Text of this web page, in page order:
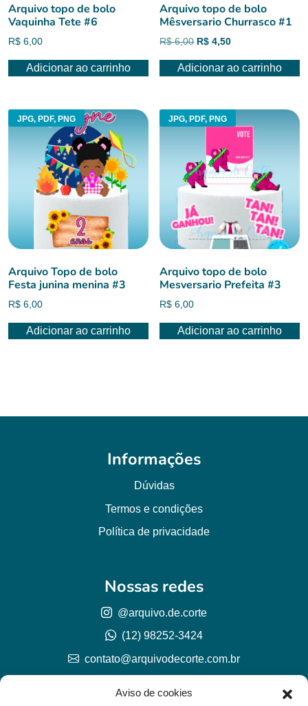
Aviso de cookies
Arquivo topo de bolo
Vaquinha Tete #6
R$ 6,00
Adicionar ao carrinho
Arquivo topo de bolo
Mêsversario Churrasco #1
R$6,00 O
original
R$ 4,50O
atual
Adicionar ao carrinho
JPG, PDF, PNG
Arquivo Topo de bolo
Festa junina menina #3
R$ 6,00
Adicionar ao carrinho
JPG, PDF, PNG
Arquivo topo de bolo
Mesversario Prefeita #3
R$ 6,00
Adicionar ao carrinho
Informações
Dúvidas
Termos e condições
Política de privacidade
Nossas redes
@arquivo.de.corte
(12) 98252-3424
contato@arquivodecorte.com.br